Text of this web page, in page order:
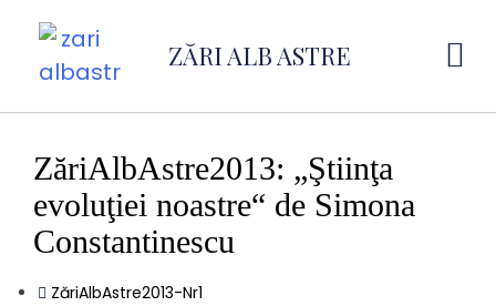
ZĂRI ALB ASTRE
ZăriAlbAstre2013: „Ştiinţa
evoluţiei noastre“ de Simona
Constantinescu
ZăriAlbAstre2013-Nr1